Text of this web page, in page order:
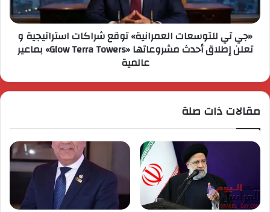
«جي تي للتوسعات العمرانية» توقع شراكات استراتيجية و
تعلن إطلاق أحدث مشروعاتها «Glow Terra Towers» بماعير
عالمية
مقالات ذات صلة